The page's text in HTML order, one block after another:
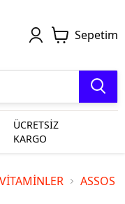
Sepetim
ÜCRETSİZ
KARGO
ASSOS